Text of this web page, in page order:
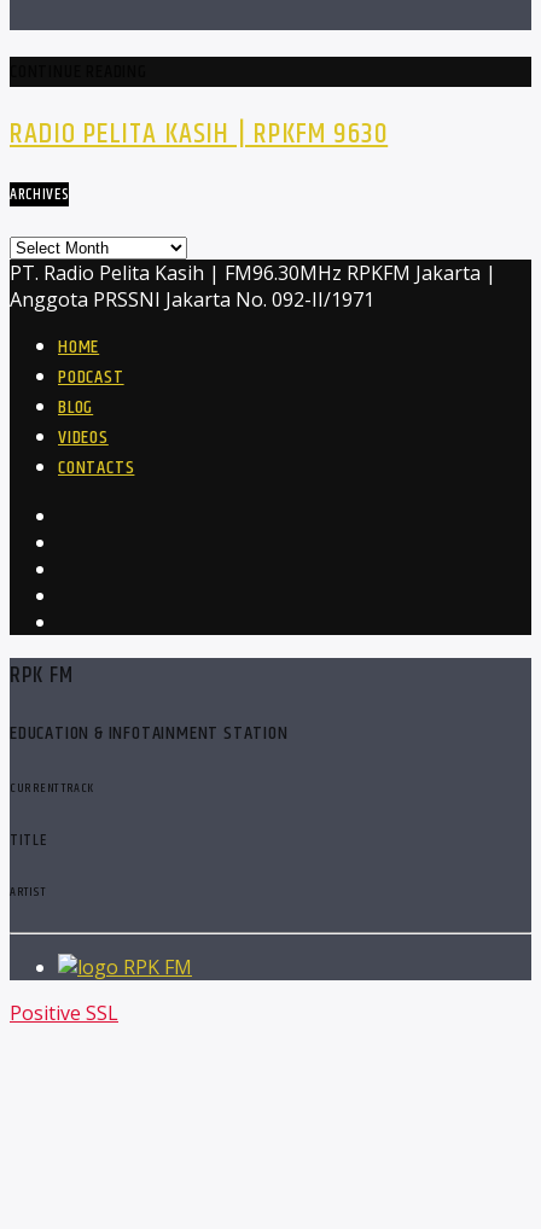
RADIO PELITA KASIH | RPKFM 9630
ARCHIVES
Archives
PT. Radio Pelita Kasih | FM96.30MHz RPKFM Jakarta |
Anggota PRSSNI Jakarta No. 092-II/1971
HOME
PODCAST
BLOG
VIDEOS
CONTACTS
RPK FM
EDUCATION & INFOTAINMENT STATION
CURRENT TRACK
TITLE
ARTIST
RPK FM
Positive SSL